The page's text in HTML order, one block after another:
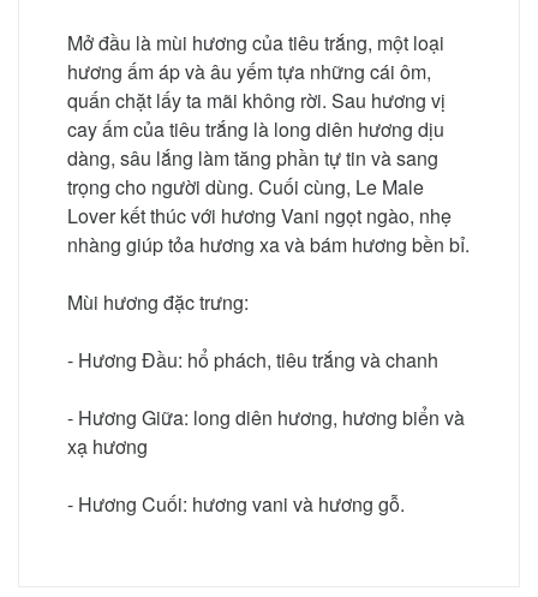
Mở đầu là mùi hương của tiêu trắng, một loại
hương ấm áp và âu yếm tựa những cái ôm,
quấn chặt lấy ta mãi không rời. Sau hương vị
cay ấm của tiêu trắng là long diên hương dịu
dàng, sâu lắng làm tăng phần tự tin và sang
trọng cho người dùng. Cuối cùng, Le Male
Lover kết thúc với hương Vani ngọt ngào, nhẹ
nhàng giúp tỏa hương xa và bám hương bền bỉ.
Mùi hương đặc trưng:
- Hương Đầu: hổ phách, tiêu trắng và chanh
- Hương Giữa: long diên hương, hương biển và
xạ hương
- Hương Cuối: hương vani và hương gỗ.